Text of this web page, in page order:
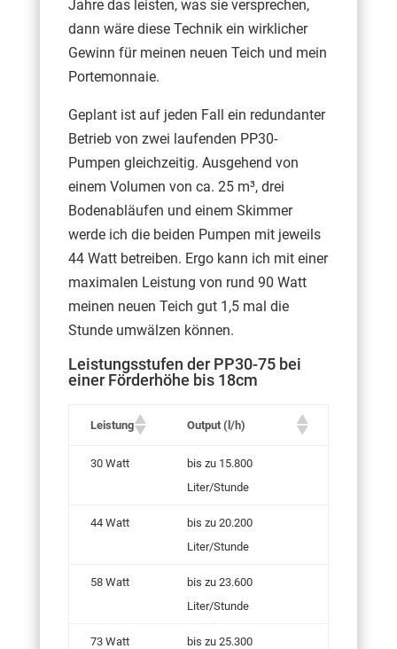
Jahre das leisten, was sie versprechen,
dann wäre diese Technik ein wirklicher
Gewinn für meinen neuen Teich und mein
Portemonnaie.
Geplant ist auf jeden Fall ein redundanter
Betrieb von zwei laufenden PP30-
Pumpen gleichzeitig. Ausgehend von
einem Volumen von ca. 25 m³, drei
Bodenabläufen und einem Skimmer
werde ich die beiden Pumpen mit jeweils
44 Watt betreiben. Ergo kann ich mit einer
maximalen Leistung von rund 90 Watt
meinen neuen Teich gut 1,5 mal die
Stunde umwälzen können.
Leistungsstufen der PP30-75 bei
einer Förderhöhe bis 18cm
Leistung Output (l/h)
30 Watt
bis zu 15.800
Liter/Stunde
44 Watt
bis zu 20.200
Liter/Stunde
58 Watt
bis zu 23.600
Liter/Stunde
73 Watt
bis zu 25.300